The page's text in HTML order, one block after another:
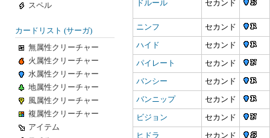
ドルール セカンド
ニンフ セカンド
ハイド セカンド
パイレート セカンド
バンシー セカンド
バンニップ セカンド
ビジョン セカンド
ヒドラ セカンド
スペル
カードリスト (サーガ)
無属性クリーチャー
火属性クリーチャー
水属性クリーチャー
地属性クリーチャー
風属性クリーチャー
複属性クリーチャー
アイテム